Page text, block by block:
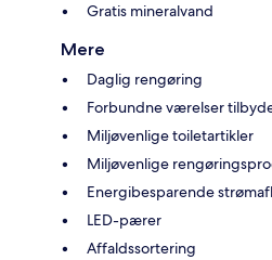
Gratis mineralvand
Mere
Daglig rengøring
Forbundne værelser
Miljøvenlige toiletartikler
Miljøvenlige
Energibesparende
LED-pærer
Affaldssortering